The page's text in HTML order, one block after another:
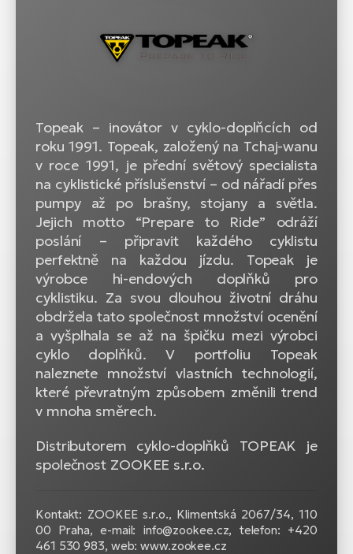
Topeak – inovátor v cyklo-doplňcích od
roku 1991. Topeak, založený na Tchaj-wanu
v roce 1991, je přední světový specialista
na cyklistické příslušenství – od nářadí přes
pumpy až po brašny, stojany a světla.
Jejich motto “Prepare to Ride” odráží
poslání – připravit každého cyklistu
perfektně na každou jízdu. Topeak je
výrobce hi-endových doplňků pro
cyklistiku. Za svou dlouhou životní dráhu
obdržela tato společnost množství ocenění
a vyšplhala se až na špičku mezi výrobci
cyklo doplňků. V portfoliu Topeak
naleznete množství vlastních technologií,
které převratným způsobem změnili trend
v mnoha směrech.
Distributorem cyklo-doplňků TOPEAK je
společnost ZOOKEE s.r.o.
Kontakt: ZOOKEE s.r.o., Klimentská 2067/34, 110
00 Praha, e-mail: info@zookee.cz, telefon: +420
461 530 983, web: www.zookee.cz